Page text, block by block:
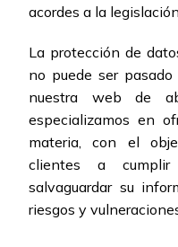
acordes a la
La protección de
no puede ser
nuestra web de
especializamos en
materia, con el
clientes a
salvaguardar su
riesgos y